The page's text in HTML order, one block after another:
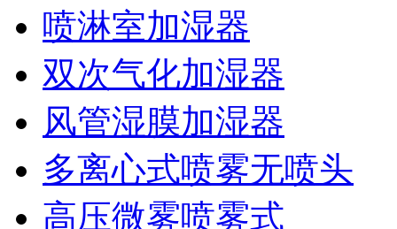
喷淋室加湿器
双次气化加湿器
风管湿膜加湿器
多离心式喷雾无喷头
高压微雾喷雾式